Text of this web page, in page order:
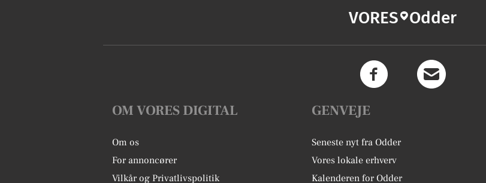
VORES Odder
OM VORES DIGITAL
Om os
For annoncører
Vilkår og Privatlivspolitik
GENVEJE
Seneste nyt fra Odder
Vores lokale erhverv
Kalenderen for Odder